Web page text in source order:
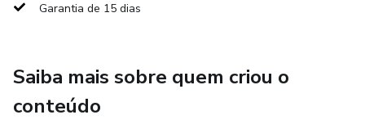
Garantia de 15 dias
Saiba mais sobre quem criou o
conteúdo